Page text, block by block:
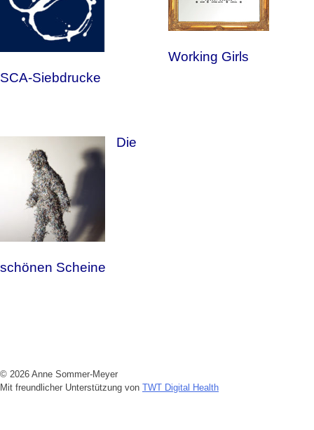
SCA-Siebdrucke
Working Girls
Die
schönen Scheine
© 2026 Anne Sommer-Meyer
Mit freundlicher Unterstützung von TWT Digital Health